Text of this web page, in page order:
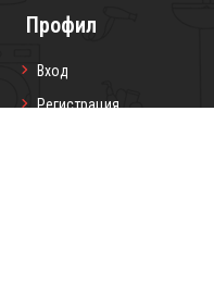
Профил
Вход
Регистрация